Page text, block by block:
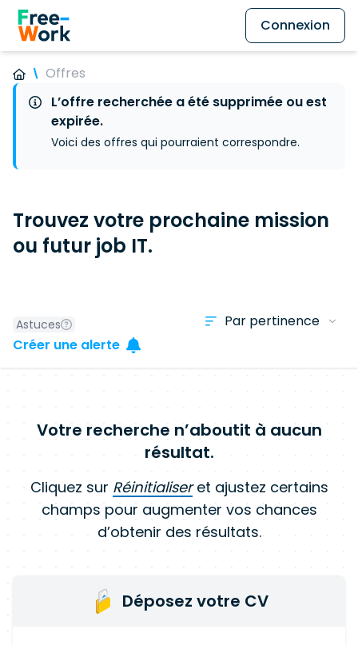
Connexion
Offres
L’offre recherchée a été supprimée ou est
expirée.
Voici des offres qui pourraient correspondre.
Trouvez votre prochaine mission
ou futur job IT.
Astuces
Créer une alerte
Votre recherche n’aboutit à aucun
résultat.
Cliquez sur Réinitialiseret ajustez certains
champs pour augmenter vos chances
d’obtenir des résultats.
Déposez votre CV